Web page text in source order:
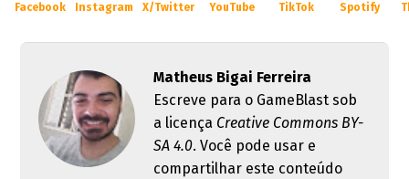
Facebook Instagram X/Twitter YouTube TikTok Spotify
Matheus Bigai Ferreira
Escreve para o GameBlast sob
a licença Creative Commons BY-
SA 4.0. Você pode usar e
compartilhar este conteúdo